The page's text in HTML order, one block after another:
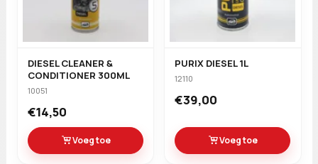
DIESEL CLEANER &
CONDITIONER 300ML
10051
€14,50
Voeg toe
PURIX DIESEL 1L
12110
€39,00
Voeg toe